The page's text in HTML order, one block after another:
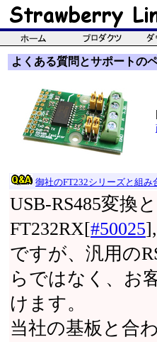
よくある質問とサポートの
御社のFT232シリーズと組み
USB-RS485変換
FT232RX[#50025
ですが、汎用の
らではなく、お
けます。
当社の基板と合